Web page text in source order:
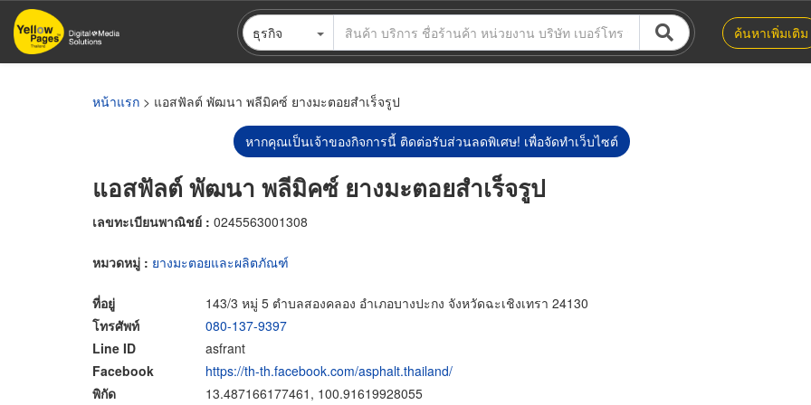
ข้าม
ไป
ธุรกิจ ค้นหาเพิ่มเติม
หน้าแรก > แอสฟัลต์ พัฒนา พลีมิคซ์ ยางมะตอยสำเร็จรูป
หากคุณเป็นเจ้าของกิจการนี้ ติดต่อรับส่วนลดพิเศษ! เพื่อจัดทำเว็บไซต์
แอสฟัลต์ พัฒนา พลีมิคซ์ ยางมะตอยสำเร็จรูป
เลขทะเบียนพาณิชย์ : 0245563001308
หมวดหมู่ : ยางมะตอยและผลิตภัณฑ์
ที่อยู่
143/3 หมู่ 5 ตำบลสองคลอง อำเภอบางปะกง จังหวัดฉะเชิงเทรา 24130
โทรศัพท์
080-137-9397
Line ID
asfrant
Facebook
https://th-th.facebook.com/asphalt.thailand/
พิกัด
13.487166177461, 100.91619928055